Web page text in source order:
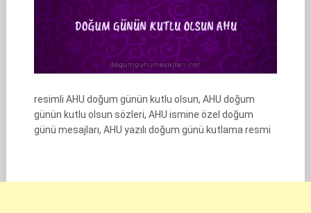
resimli AHU doğum günün kutlu olsun, AHU doğum
günün kutlu olsun sözleri, AHU ismine özel doğum
günü mesajları, AHU yazılı doğum günü kutlama resmi